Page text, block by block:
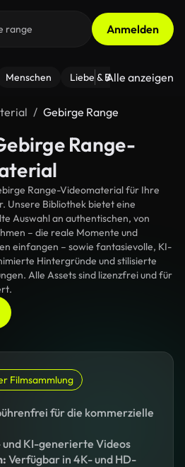
Anmelden
Menschen Liebe & Beziehungen
Alle anzeigen
Gebirge Range
Range-
Range-Videomaterial für Ihre
Unsere Bibliothek bietet eine
Auswahl an authentischen, von
– die reale Momente und
einfangen – sowie fantasievolle, KI-
Hintergründe und stilisierte
Alle Assets sind lizenzfrei und für
Filmsammlung
für die kommerzielle
KI-generierte Videos
Verfügbar in 4K- und HD-